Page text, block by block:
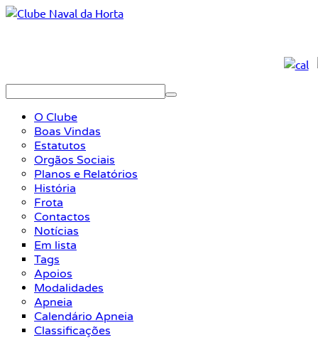
O Clube
Boas Vindas
Estatutos
Orgãos Sociais
Planos e Relatórios
História
Frota
Contactos
Notícias
Em lista
Tags
Apoios
Modalidades
Apneia
Calendário Apneia
Classificações